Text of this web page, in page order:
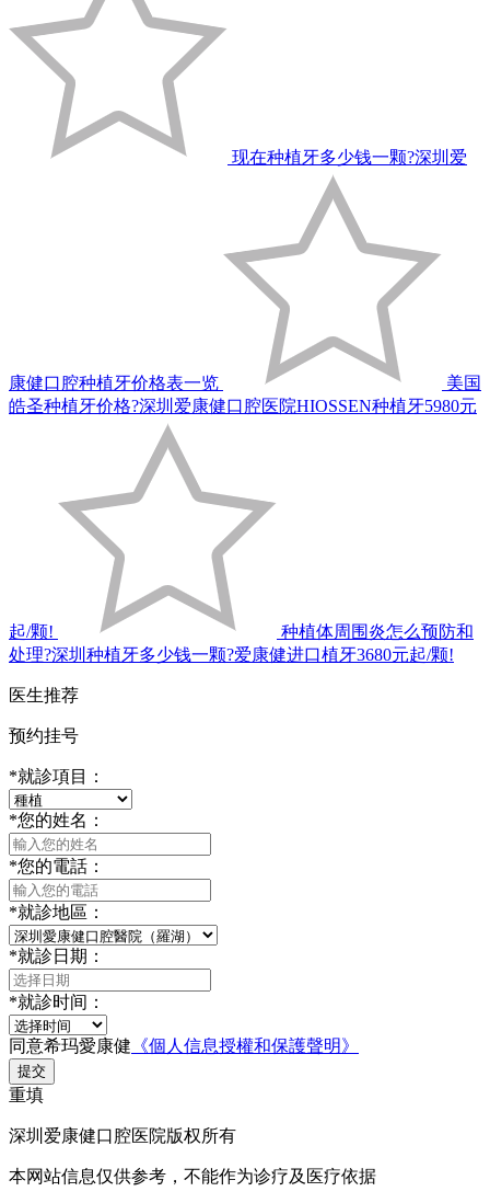
现在种植牙多少钱一颗?深圳爱
康健口腔种植牙价格表一览
美国
皓圣种植牙价格?深圳爱康健口腔医院HIOSSEN种植牙5980元
起/颗!
种植体周围炎怎么预防和
处理?深圳种植牙多少钱一颗?爱康健进口植牙3680元起/颗!
医生推荐
预约挂号
*就診項目：
*您的姓名：
*您的電話：
*就診地區：
*就診日期：
*就診时间：
同意希玛愛康健 《個人信息授權和保護聲明》
提交
重填
深圳爱康健口腔医院版权所有
本网站信息仅供参考，不能作为诊疗及医疗依据